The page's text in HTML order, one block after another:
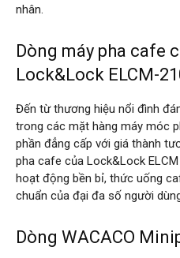
nhân.
Dòng máy pha cafe
Lock&Lock ELCM-
Đến từ thương hiệu nổi đình
trong các mặt hàng máy móc
phần đẳng cấp với giá thành
pha cafe của Lock&Lock
hoạt động bền bỉ, thức uống
chuẩn của đại đa số người
Dòng WACACO